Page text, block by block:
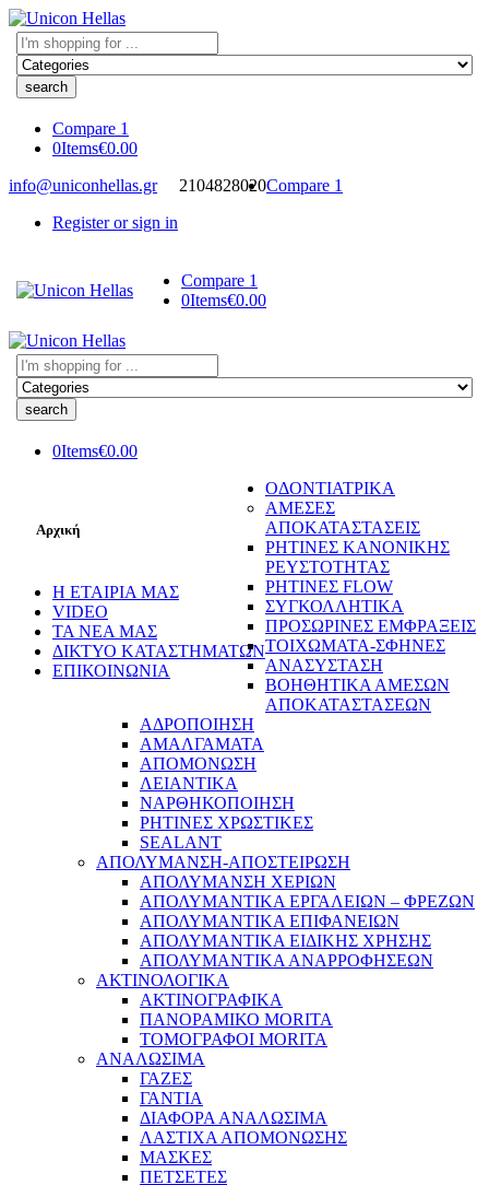
Search
here
Compare 1
0Items€0.00
info@uniconhellas.gr
2104828020Compare 1
Register or sign in
Compare 1
0Items€0.00
Search
here
0Items€0.00
Αρχική
Η ΕΤΑΙΡΙΑ ΜΑΣ
VIDEO
ΤΑ ΝΕΑ ΜΑΣ
ΔΙΚΤΥΟ ΚΑΤΑΣΤΗΜΑΤΩΝ
ΕΠΙΚΟΙΝΩΝΙΑ
ΟΔΟΝΤΙΑΤΡΙΚΑ
ΑΜΕΣΕΣ
ΑΠΟΚΑΤΑΣΤΑΣΕΙΣ
ΡΗΤΙΝΕΣ ΚΑΝΟΝΙΚΗΣ
ΡΕΥΣΤΟΤΗΤΑΣ
ΡΗΤΙΝΕΣ FLOW
ΣΥΓΚΟΛΛΗΤΙΚΑ
ΠΡΟΣΩΡΙΝΕΣ ΕΜΦΡΑΞΕΙΣ
ΤΟΙΧΩΜΑΤΑ-ΣΦΗΝΕΣ
ΑΝΑΣΥΣΤΑΣΗ
ΒΟΗΘΗΤΙΚΑ ΑΜΕΣΩΝ
ΑΠΟΚΑΤΑΣΤΑΣΕΩΝ
ΑΔΡΟΠΟΙΗΣΗ
ΑΜΑΛΓΑΜΑΤΑ
ΑΠΟΜΟΝΩΣΗ
ΛΕΙΑΝΤΙΚΑ
ΝΑΡΘΗΚΟΠΟΙΗΣΗ
ΡΗΤΙΝΕΣ ΧΡΩΣΤΙΚΕΣ
SEALANT
ΑΠΟΛΥΜΑΝΣΗ-ΑΠΟΣΤΕΙΡΩΣΗ
ΑΠΟΛΥΜΑΝΣΗ ΧΕΡΙΩΝ
ΑΠΟΛΥΜΑΝΤΙΚΑ ΕΡΓΑΛΕΙΩΝ – ΦΡΕΖΩΝ
ΑΠΟΛΥΜΑΝΤΙΚΑ ΕΠΙΦΑΝΕΙΩΝ
ΑΠΟΛΥΜΑΝΤΙΚΑ ΕΙΔΙΚΗΣ ΧΡΗΣΗΣ
ΑΠΟΛΥΜΑΝΤΙΚΑ ΑΝΑΡΡΟΦΗΣΕΩΝ
ΑΚΤΙΝΟΛΟΓΙΚΑ
ΑΚΤΙΝΟΓΡΑΦΙΚΑ
ΠΑΝΟΡΑΜΙΚΟ MORITA
ΤΟΜΟΓΡΑΦΟΙ MORITA
ΑΝΑΛΩΣΙΜΑ
ΓΑΖΕΣ
ΓΑΝΤΙΑ
ΔΙΑΦΟΡΑ ΑΝΑΛΩΣΙΜΑ
ΛΑΣΤΙΧΑ ΑΠΟΜΟΝΩΣΗΣ
ΜΑΣΚΕΣ
ΠΕΤΣΕΤΕΣ